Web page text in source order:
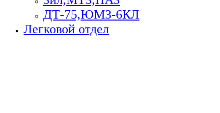
ДТ-75,ЮМЗ-6КЛ
Легковой отдел